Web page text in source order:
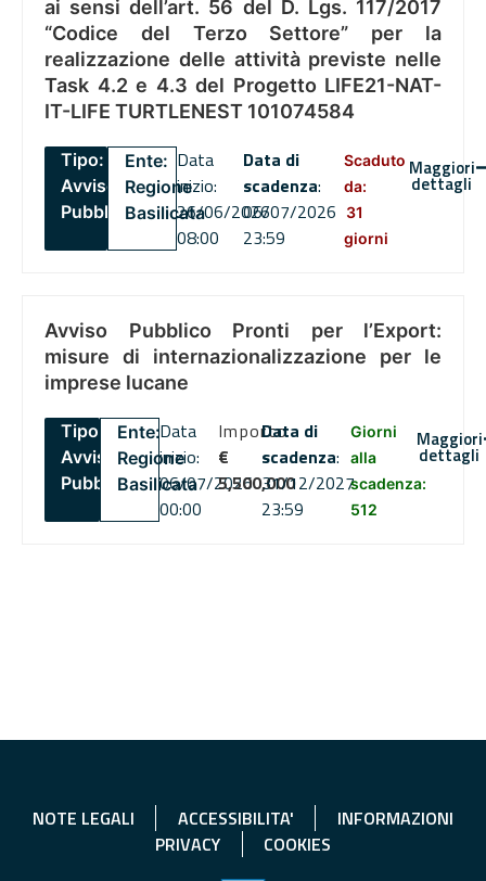
ai sensi dell’art. 56 del D. Lgs. 117/2017
“Codice del Terzo Settore” per la
realizzazione delle attività previste nelle
Task 4.2 e 4.3 del Progetto LIFE21-NAT-
IT-LIFE TURTLENEST 101074584
Tipo:
Avviso
Pubblico
Ente:
Regione
Basilicata
Data
inizio:
26/06/2026
08:00
Data di
scadenza:
06/07/2026
23:59
Scaduto
da:
31
giorni
Maggiori
dettagli
Avviso Pubblico Pronti per l’Export:
misure di internazionalizzazione per le
imprese lucane
Tipo:
Avviso
Pubblico
Ente:
Regione
Basilicata
Data
inizio:
06/07/2026
00:00
Importo
€
5,500,000
Data di
scadenza:
31/12/2027
23:59
Giorni
alla
scadenza:
512
Maggiori
dettagli
NOTE LEGALI ACCESSIBILITA'
INFORMAZIONI
PRIVACY
COOKIES